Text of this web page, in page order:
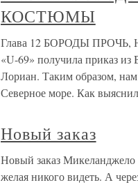
КОСТЮМЫ
Глава 12 БОРОДЫ
«U-69» получила приказ из
Лориан. Таким образом, нам
Северное море. Как
Новый заказ
Новый заказ Микеланджело
желая никого видеть. А